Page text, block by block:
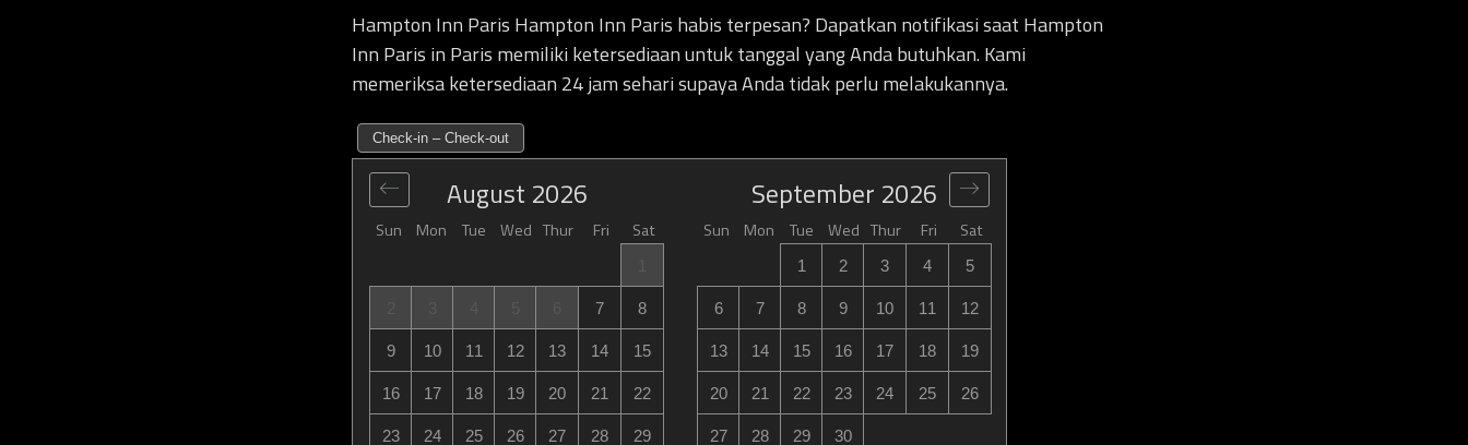
Hampton Inn Paris Hampton Inn Paris habis terpesan? Dapatkan notifikasi saat Hampton
Inn Paris in Paris memiliki ketersediaan untuk tanggal yang Anda butuhkan. Kami
memeriksa ketersediaan 24 jam sehari supaya Anda tidak perlu melakukannya.
Check-in – Check-out
Sun Mon Tue Wed Thur Fri Sat Sun Mon Tue Wed Thur Fri Sat
August 2026
7 8
9 10 11 12 13 14 15
16 17 18 19 20 21 22
23 24 25 26 27 28 29
September 2026
1 2 3 4 5
6 7 8 9 10 11 12
13 14 15 16 17 18 19
20 21 22 23 24 25 26
27 28 29 30